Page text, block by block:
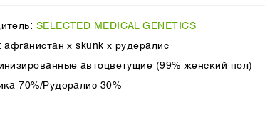
SELECTED MEDICAL GENETICS
афганистан x skunk х рудералис
автоцветущие (99% женский пол)
70%/Рудералис 30%